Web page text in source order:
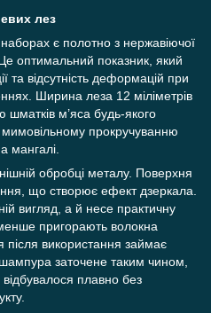
лез
є полотно з нержавіючої
оптимальний показник, який
та відсутність деформацій при
Ширина леза 12 міліметрів
шматків м’яса будь-якого
мимовільному прокручуванню
мангалі.
обробці металу. Поверхня
що створює ефект дзеркала.
вигляд, а й несе практичну
пригорають волокна
після використання займає
заточене таким чином,
відбувалося плавно без